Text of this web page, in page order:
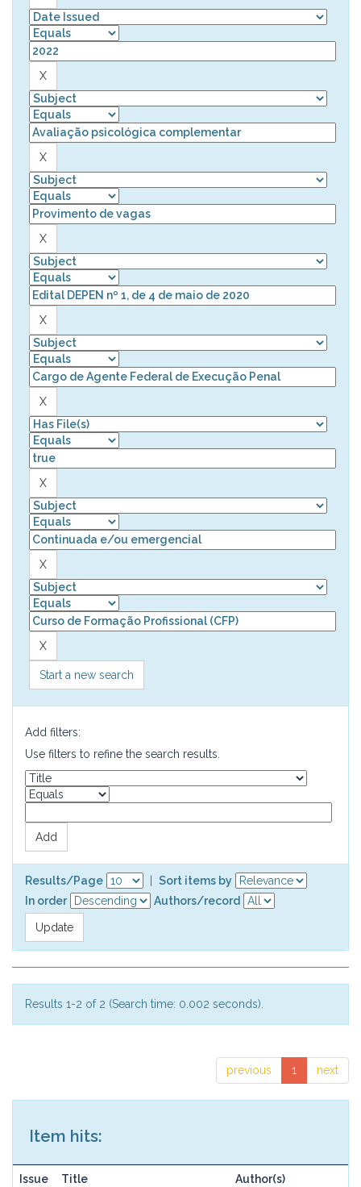
Start a new search
Add filters:
Use filters to refine the search results.
Results/Page
Sort items by
In order
Authors/record
Results 1-2 of 2 (Search time: 0.002 seconds).
previous 1 next
Item hits:
Issue Title Author(s)